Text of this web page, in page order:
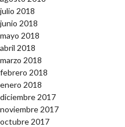
julio 2018
junio 2018
mayo 2018
abril 2018
marzo 2018
febrero 2018
enero 2018
diciembre 2017
noviembre 2017
octubre 2017